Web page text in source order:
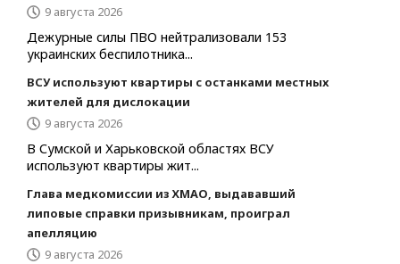
9 августа 2026
Дежурные силы ПВО нейтрализовали 153
украинских беспилотника...
ВСУ используют квартиры с останками местных
жителей для дислокации
9 августа 2026
В Сумской и Харьковской областях ВСУ
используют квартиры жит...
Глава медкомиссии из ХМАО, выдававший
липовые справки призывникам, проиграл
апелляцию
9 августа 2026